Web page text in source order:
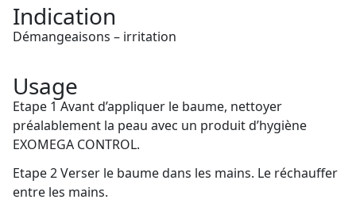
Indication
Démangeaisons – irritation
Usage
Etape 1 Avant d’appliquer le baume, nettoyer
préalablement la peau avec un produit d’hygiène
EXOMEGA CONTROL.
Etape 2 Verser le baume dans les mains. Le réchauffer
entre les mains.